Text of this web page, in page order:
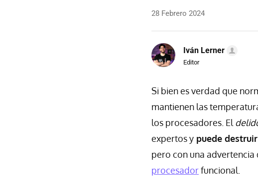
28 Febrero 2024
Iván Lerner
Editor
Si bien es verdad que
mantienen las
los procesadores. El
expertos y puede
pero con una advertencia
procesadorfuncional.